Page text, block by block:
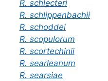
R. schlecteri
R. schlippenbachii
R. schoddei
R. scopulorum
R. scortechinii
R. searleanum
R. searsiae